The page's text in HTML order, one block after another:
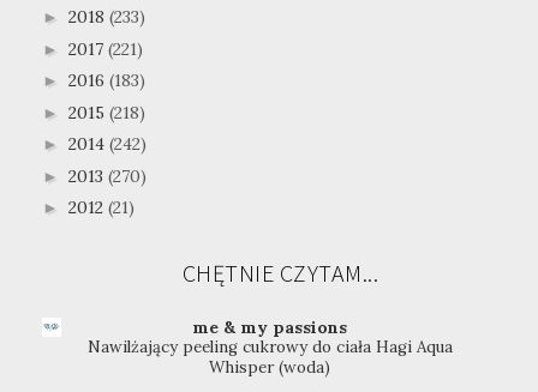
► 2018 (233)
► 2017 (221)
► 2016 (183)
► 2015 (218)
► 2014 (242)
► 2013 (270)
► 2012 (21)
CHĘTNIE CZYTAM...
me & my passions
Nawilżający peeling cukrowy do ciała Hagi Aqua
Whisper (woda)